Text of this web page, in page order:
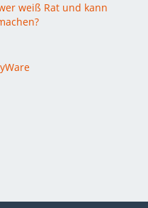
weiß Rat und kann